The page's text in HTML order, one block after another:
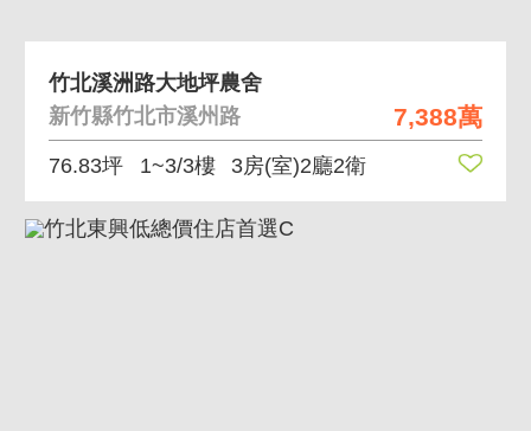
7,388萬
竹北溪洲路大地坪農舍
新竹縣竹北市溪州路
76.83坪 1~3/3樓 3房(室)2廳2衛